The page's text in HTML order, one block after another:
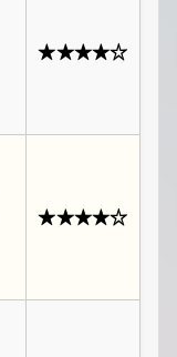
★★★★☆
★★★★☆